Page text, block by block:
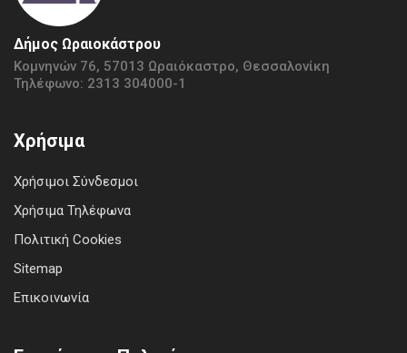
Δήμος Ωραιοκάστρου
Κομνηνών 76, 57013 Ωραιόκαστρο, Θεσσαλονίκη
Τηλέφωνο: 2313 304000-1
Χρήσιμα
Χρήσιμοι Σύνδεσμοι
Χρήσιμα Τηλέφωνα
Πολιτική Cookies
Sitemap
Επικοινωνία